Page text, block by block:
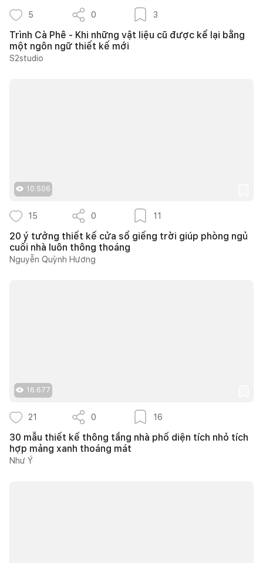
5 0 3
Trình Cà Phê - Khi những vật liệu cũ được kể lại bằng
một ngôn ngữ thiết kế mới
S2studio
10.506
15 0 11
20 ý tưởng thiết kế cửa sổ giếng trời giúp phòng ngủ
cuối nhà luôn thông thoáng
Nguyễn Quỳnh Hương
16.677
21 0 16
30 mẫu thiết kế thông tầng nhà phố diện tích nhỏ tích
hợp mảng xanh thoáng mát
Như Ý